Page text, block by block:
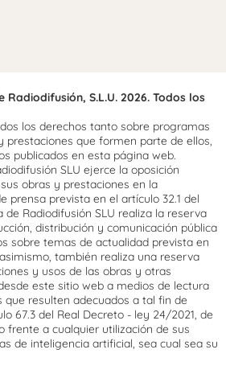
S.L.U. 2026. Todos los
los derechos tanto sobre programas
prestaciones que formen parte de ellos,
publicados en esta página web.
SLU ejerce la oposición
obras y prestaciones en la
prensa prevista en el artículo 32.1 del
de Radiodifusión SLU realiza la reserva
distribución y comunicación pública
sobre temas de actualidad prevista en
asimismo, también realiza una reserva
y usos de las obras y otras
este sitio web a medios de lectura
que resulten adecuados a tal fin de
67.3 del Real Decreto - ley 24/2021, de
frente a cualquier utilización de sus
de inteligencia artificial, sea cual sea su